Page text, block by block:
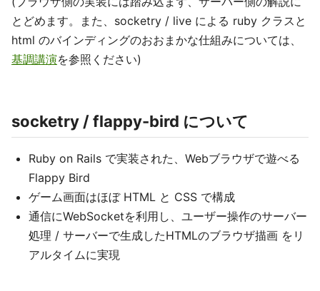
とどめます。また、socketry / live による ruby クラスと
html のバインディングのおおまかな仕組みについては、
基調講演を参照ください)
socketry / flappy-bird について
Ruby on Rails で実装された、Webブラウザで遊べる
Flappy Bird
ゲーム画面はほぼ HTML と CSS で構成
通信にWebSocketを利用し、ユーザー操作のサーバー
処理 / サーバーで生成したHTMLのブラウザ描画 をリ
アルタイムに実現